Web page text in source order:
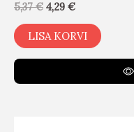
5,37€ 4,29 €
LISA KORVI